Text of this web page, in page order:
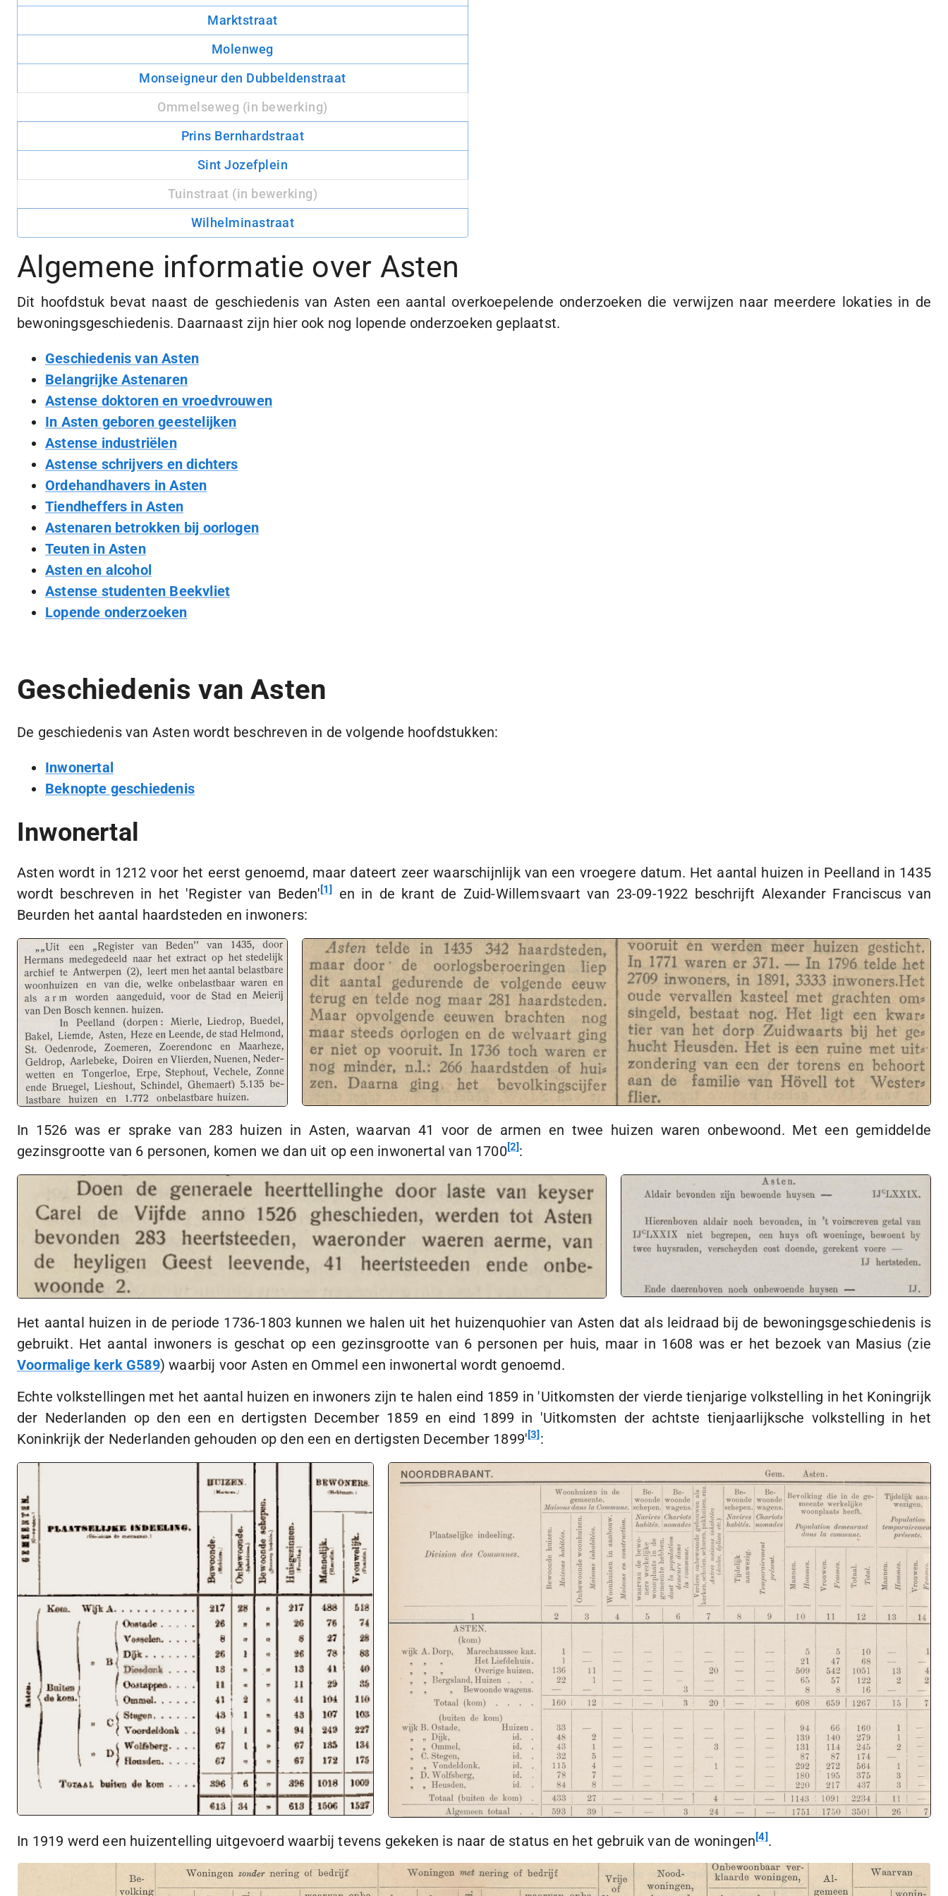
Marktstraat
Molenweg
Monseigneur den Dubbeldenstraat
Ommelseweg (in bewerking)
Prins Bernhardstraat
Sint Jozefplein
Tuinstraat (in bewerking)
Wilhelminastraat
Algemene informatie over Asten
Dit hoofdstuk bevat naast de geschiedenis van Asten een aantal overkoepelende onderzoeken die verwijzen naar meerdere lokaties in de
bewoningsgeschiedenis. Daarnaast zijn hier ook nog lopende onderzoeken geplaatst.
Geschiedenis van Asten
Belangrijke Astenaren
Astense doktoren en vroedvrouwen
In Asten geboren geestelijken
Astense industriëlen
Astense schrijvers en dichters
Ordehandhavers in Asten
Tiendheffers in Asten
Astenaren betrokken bij oorlogen
Teuten in Asten
Asten en alcohol
Astense studenten Beekvliet
Lopende onderzoeken
Geschiedenis van Asten
De geschiedenis van Asten wordt beschreven in de volgende hoofdstukken:
Inwonertal
Beknopte geschiedenis
Inwonertal
Asten wordt in 1212 voor het eerst genoemd, maar dateert zeer waarschijnlijk van een vroegere datum. Het aantal huizen in Peelland in 1435
wordt beschreven in het 'Register van Beden' 1 en in de krant de Zuid-Willemsvaart van 23-09-1922 beschrijft Alexander Franciscus van
Beurden het aantal haardsteden en inwoners:
In 1526 was er sprake van 283 huizen in Asten, waarvan 41 voor de armen en twee huizen waren onbewoond. Met een gemiddelde
gezinsgrootte van 6 personen, komen we dan uit op een inwonertal van 1700 2 :
Het aantal huizen in de periode 1736-1803 kunnen we halen uit het huizenquohier van Asten dat als leidraad bij de bewoningsgeschiedenis is
gebruikt. Het aantal inwoners is geschat op een gezinsgrootte van 6 personen per huis, maar in 1608 was er het bezoek van Masius (zie
Voormalige kerk G589) waarbij voor Asten en Ommel een inwonertal wordt genoemd.
Echte volkstellingen met het aantal huizen en inwoners zijn te halen eind 1859 in 'Uitkomsten der vierde tienjarige volkstelling in het Koningrijk
der Nederlanden op den een en dertigsten December 1859 en eind 1899 in 'Uitkomsten der achtste tienjaarlijksche volkstelling in het
Koninkrijk der Nederlanden gehouden op den een en dertigsten December 1899' 3 :
In 1919 werd een huizentelling uitgevoerd waarbij tevens gekeken is naar de status en het gebruik van de woningen 4 .